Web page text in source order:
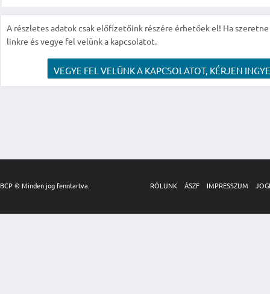
A részletes adatok csak előfizetőink részére érhetőek el! Ha
linkre és vegye fel velünk a kapcsolatot.
VEGYE FEL VELÜNK A KAPCSOLATOT, KÉRJEN
BCP © Minden jog fenntartva. RÓLUNK ÁSZF IMPRESSZUM